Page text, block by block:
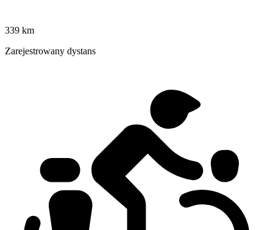
339 km
Zarejestrowany dystans